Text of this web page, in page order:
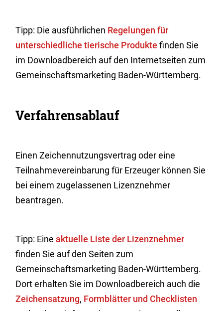
Tipp: Die ausführlichen Regelungen für
unterschiedliche tierische Produkte finden Sie
im Downloadbereich auf den Internetseiten zum
Gemeinschaftsmarketing Baden-Württemberg.
Verfahrensablauf
Einen Zeichennutzungsvertrag oder eine
Teilnahmevereinbarung für Erzeuger können Sie
bei einem zugelassenen Lizenznehmer
beantragen.
Tipp: Eineaktuelle Liste der Lizenznehmer
finden Sie auf den Seiten zum
Gemeinschaftsmarketing Baden-Württemberg.
Dort erhalten Sie im Downloadbereich auch die
Zeichensatzung, Formblätter und Checklisten